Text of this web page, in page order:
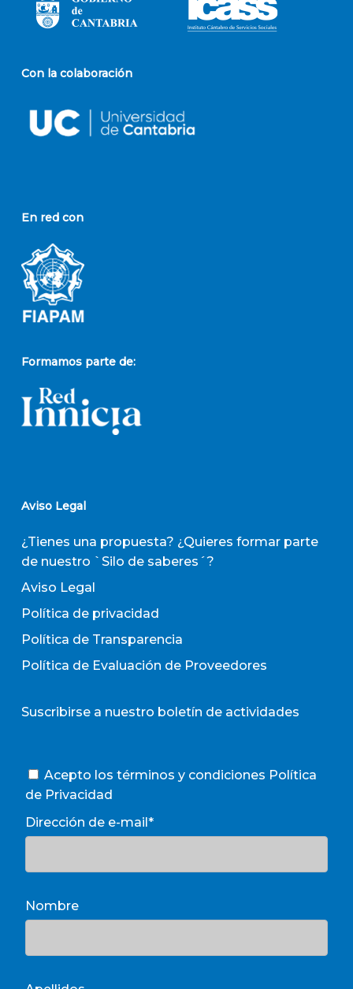
Con la colaboración
En red con
Formamos parte de:
Aviso Legal
¿Tienes una propuesta? ¿Quieres formar parte
de nuestro `Silo de saberes´?
Aviso Legal
Política de privacidad
Política de Transparencia
Política de Evaluación de Proveedores
Suscribirse a nuestro boletín de actividades
Acepto los términos y condiciones Política
de Privacidad
Dirección de e-mail*
Nombre